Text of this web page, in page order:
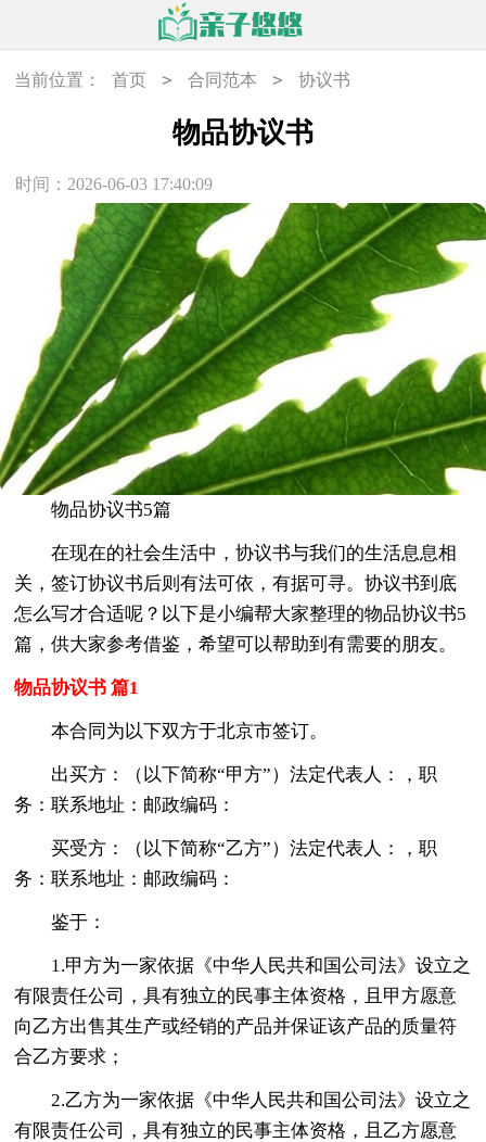
当前位置： 首页 > 合同范本 > 协议书
物品协议书
时间：2026-06-03 17:40:09
物品协议书5篇
在现在的社会生活中，协议书与我们的生活息息相
关，签订协议书后则有法可依，有据可寻。协议书到底
怎么写才合适呢？以下是小编帮大家整理的物品协议书5
篇，供大家参考借鉴，希望可以帮助到有需要的朋友。
物品协议书 篇1
本合同为以下双方于北京市签订。
出买方：（以下简称“甲方”）法定代表人：，职
务：联系地址：邮政编码：
买受方：（以下简称“乙方”）法定代表人：，职
务：联系地址：邮政编码：
鉴于：
1.甲方为一家依据《中华人民共和国公司法》设立之
有限责任公司，具有独立的民事主体资格，且甲方愿意
向乙方出售其生产或经销的产品并保证该产品的质量符
合乙方要求；
2.乙方为一家依据《中华人民共和国公司法》设立之
有限责任公司，具有独立的民事主体资格，且乙方愿意